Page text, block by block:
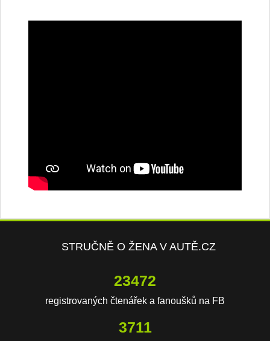
STRUČNĚ O ŽENA V AUTĚ.CZ
23472
registrovaných čtenářek a fanoušků na FB
3711